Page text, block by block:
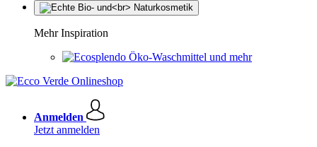
Mehr Inspiration
Öko-Waschmittel und mehr
Anmelden
Jetzt anmelden